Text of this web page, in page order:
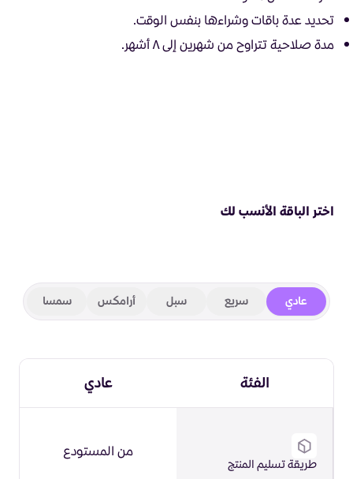
تحديد عدة باقات وشراءها بنفس الوقت.
مدة صلاحية تتراوح من شهرين إلى ٨ أشهر.
اختر الباقة الأنسب لك
عادي سريع سبل أرامكس سمسا
الفئة عادي
طريقة تسليم المنتج
من المستودع